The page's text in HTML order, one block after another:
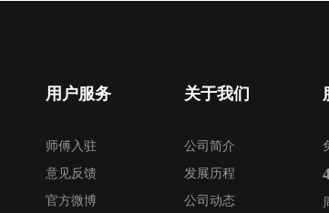
用户服务
师傅入驻
意见反馈
官方微博
关于我们
公司简介
发展历程
公司动态